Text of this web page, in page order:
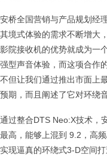
安桥全国营销与产品规划经
其境式体验的需求不断增大
影院接收机的优势就成为一
强型声音体验，而这项合作
不但让我们通过推出市面上
预期，而且阐述了它对环绕
通过整合DTS Neo:X技术，
最高，能够上混到 9.2，高
实现逼真的环绕式3-D空间